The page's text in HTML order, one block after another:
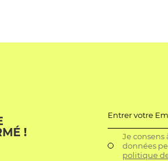
!
Entrer votre
Je
données
politique